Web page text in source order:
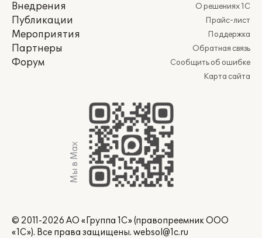
Внедрения
Публикации
Мероприятия
Партнеры
Форум
О решениях 1С
Прайс-лист
Поддержка
Обратная связь
Сообщить об ошибке
Карта сайта
Мы в Max
© 2011-2026 АО «Группа 1С» (правопреемник ООО
«1С»). Все права защищены. websol@1c.ru